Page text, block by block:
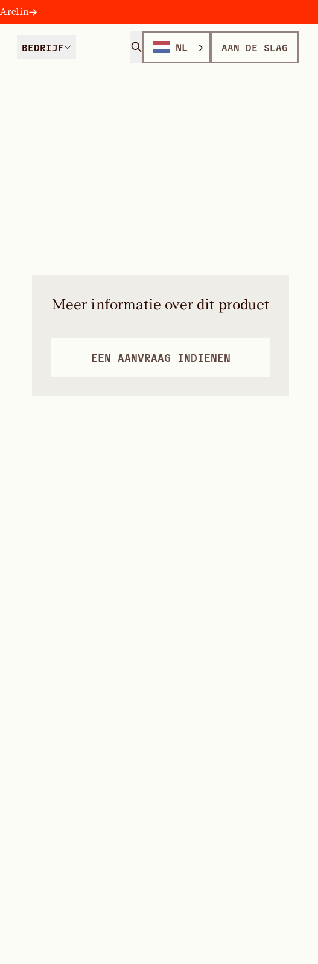
Arclin
BEDRIJF NL AAN DE SLAG
Meer informatie over dit product
EEN AANVRAAG INDIENEN